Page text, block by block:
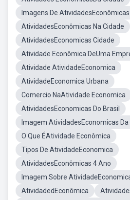
Imagens De AtividadesEconômicas
AtividadesEconômicas Na Cidade
AtividadesEconomicas Cidade
Atividade Econômica DeUma
Atividade AtividadeEconomica
AtividadeEconomica Urbana
Comercio NaAtividade Economica
AtividadesEconomicas Do Brasil
Imagem AtividadesEconomicas Da
O Que ÉAtividade Econômica
Tipos De AtividadeEconomica
AtividadesEconômicas 4 Ano
Imagem Sobre
AtividadedEconômica